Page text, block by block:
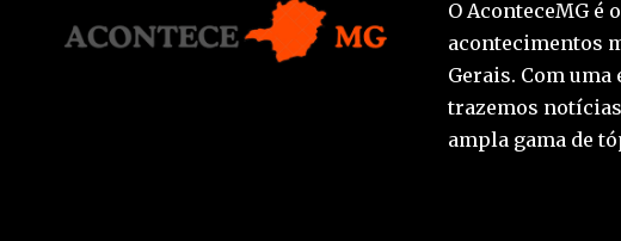
O AconteceMG é
acontecimentos
Gerais. Com
trazemos
ampla gama de